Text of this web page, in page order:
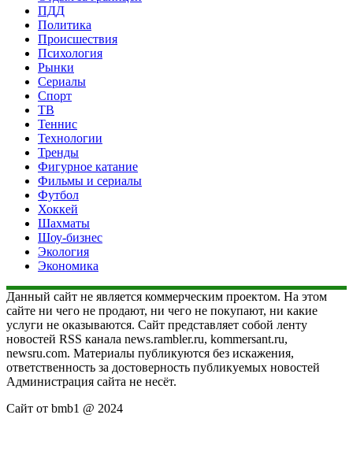
ПДД
Политика
Происшествия
Психология
Рынки
Сериалы
Спорт
ТВ
Теннис
Технологии
Тренды
Фигурное катание
Фильмы и сериалы
Футбол
Хоккей
Шахматы
Шоу-бизнес
Экология
Экономика
Данный сайт не является коммерческим проектом. На этом
сайте ни чего не продают, ни чего не покупают, ни какие
услуги не оказываются. Сайт представляет собой ленту
новостей RSS канала news.rambler.ru, kommersant.ru,
newsru.com. Материалы публикуются без искажения,
ответственность за достоверность публикуемых новостей
Администрация сайта не несёт.
Сайт от bmb1 @ 2024